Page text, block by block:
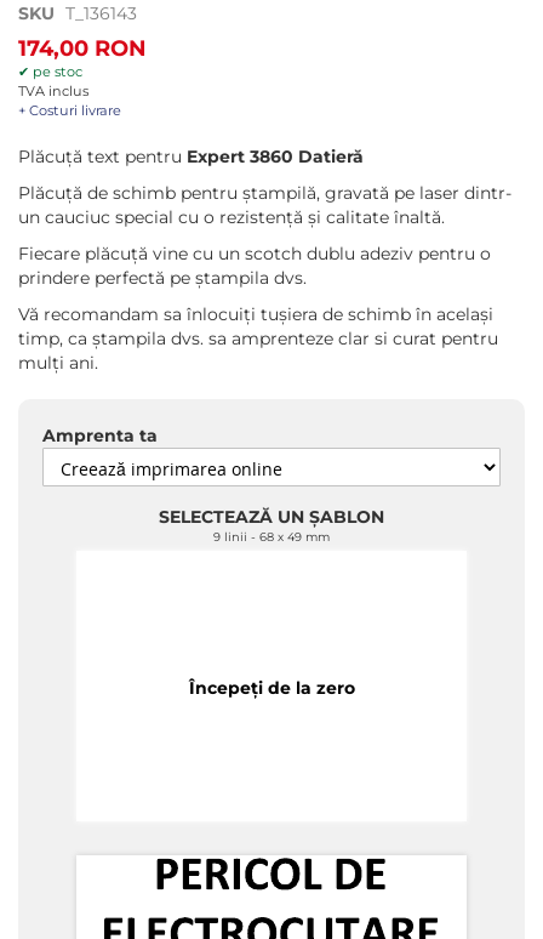
Treci
la
începutul
galeriei
de
SKU T_136143
174,00 RON
✔ pe stoc
TVA inclus
+ Costuri livrare
Plăcuță text pentru Expert 3860 Datieră
Plăcuță de schimb pentru ștampilă, gravată pe laser dintr-
un cauciuc special cu o rezistență și calitate înaltă.
Fiecare plăcuță vine cu un scotch dublu adeziv pentru o
prindere perfectă pe ștampila dvs.
Vă recomandam sa înlocuiți tușiera de schimb în același
timp, ca ștampila dvs. sa amprenteze clar si curat pentru
mulți ani.
Amprenta ta
SELECTEAZĂ UN ȘABLON
9 linii 68 x 49 mm
Începeți de la zero